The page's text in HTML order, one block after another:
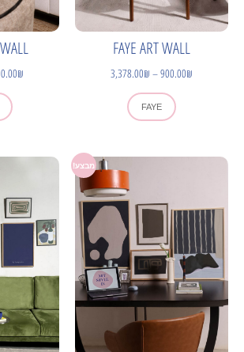
FAYE ART WALL
900.00₪
–
3,378.00₪
FAYE
₪
מבצע!